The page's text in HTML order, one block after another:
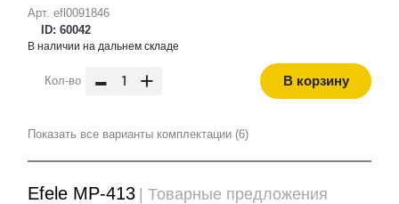
Арт. efl0091846
ID: 60042
В наличии на дальнем складе
Кол-во - + В корзину
Показать все варианты комплектации (6)
Efele MP-413 | Товарные предложения